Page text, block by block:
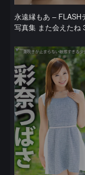
永遠縁もあ – FLASH
写真集 また会えたね